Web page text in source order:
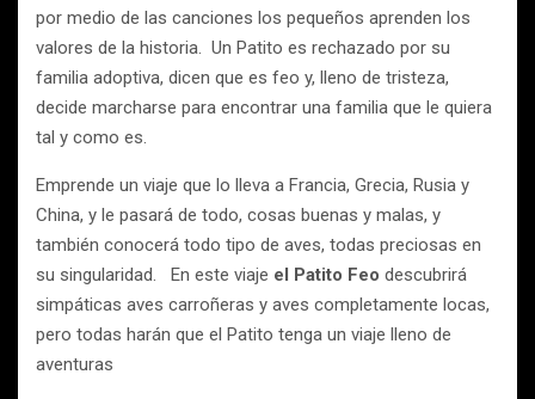
por medio de las canciones los pequeños aprenden los
valores de la historia. Un Patito es rechazado por su
familia adoptiva, dicen que es feo y, lleno de tristeza,
decide marcharse para encontrar una familia que le quiera
tal y como es.
Emprende un viaje que lo lleva a Francia, Grecia, Rusia y
China, y le pasará de todo, cosas buenas y malas, y
también conocerá todo tipo de aves, todas preciosas en
su singularidad. En este viaje el Patito Feo descubrirá
simpáticas aves carroñeras y aves completamente locas,
pero todas harán que el Patito tenga un viaje lleno de
aventuras